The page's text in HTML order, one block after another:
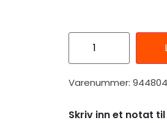
Varenummer:
Skriv inn et notat